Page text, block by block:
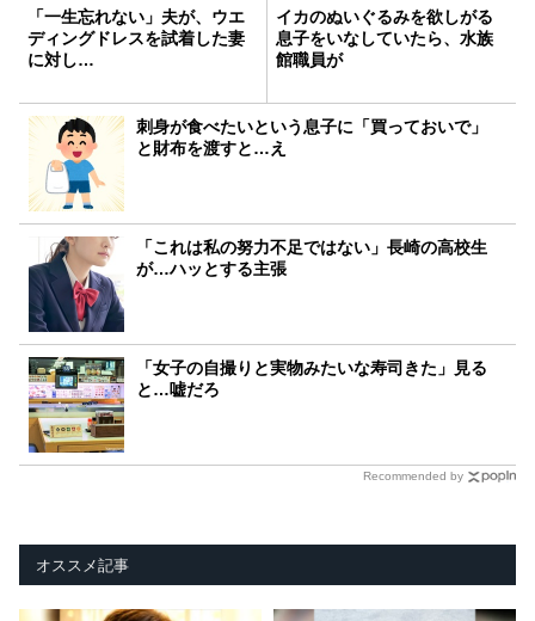
「一生忘れない」夫が、ウエ
ディングドレスを試着した妻
に対し…
イカのぬいぐるみを欲しがる
息子をいなしていたら、水族
館職員が
刺身が食べたいという息子に「買っておいで」
と財布を渡すと…え
「これは私の努力不足ではない」長崎の高校生
が…ハッとする主張
「女子の自撮りと実物みたいな寿司きた」見る
と…嘘だろ
Recommended by
オススメ記事